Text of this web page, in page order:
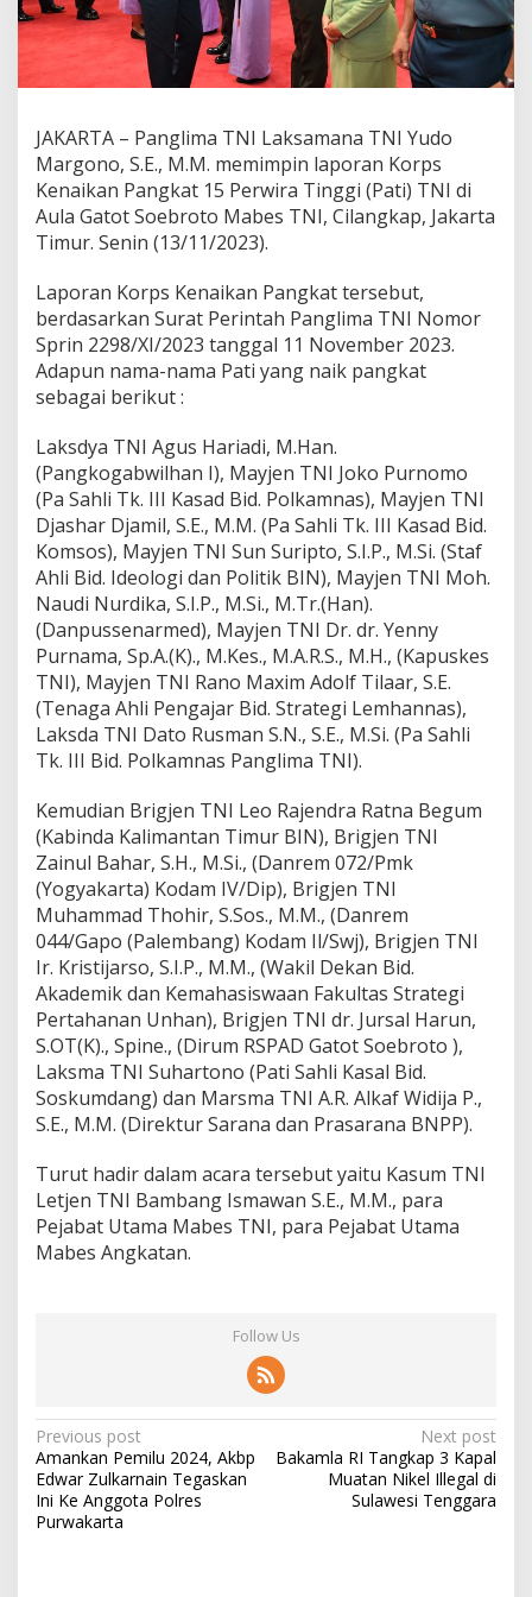
JAKARTA – Panglima TNI Laksamana TNI Yudo
Margono, S.E., M.M. memimpin laporan Korps
Kenaikan Pangkat 15 Perwira Tinggi (Pati) TNI di
Aula Gatot Soebroto Mabes TNI, Cilangkap, Jakarta
Timur. Senin (13/11/2023).
Laporan Korps Kenaikan Pangkat tersebut,
berdasarkan Surat Perintah Panglima TNI Nomor
Sprin 2298/XI/2023 tanggal 11 November 2023.
Adapun nama-nama Pati yang naik pangkat
sebagai berikut :
Laksdya TNI Agus Hariadi, M.Han.
(Pangkogabwilhan I), Mayjen TNI Joko Purnomo
(Pa Sahli Tk. III Kasad Bid. Polkamnas), Mayjen TNI
Djashar Djamil, S.E., M.M. (Pa Sahli Tk. III Kasad Bid.
Komsos), Mayjen TNI Sun Suripto, S.I.P., M.Si. (Staf
Ahli Bid. Ideologi dan Politik BIN), Mayjen TNI Moh.
Naudi Nurdika, S.I.P., M.Si., M.Tr.(Han).
(Danpussenarmed), Mayjen TNI Dr. dr. Yenny
Purnama, Sp.A.(K)., M.Kes., M.A.R.S., M.H., (Kapuskes
TNI), Mayjen TNI Rano Maxim Adolf Tilaar, S.E.
(Tenaga Ahli Pengajar Bid. Strategi Lemhannas),
Laksda TNI Dato Rusman S.N., S.E., M.Si. (Pa Sahli
Tk. III Bid. Polkamnas Panglima TNI).
Kemudian Brigjen TNI Leo Rajendra Ratna Begum
(Kabinda Kalimantan Timur BIN), Brigjen TNI
Zainul Bahar, S.H., M.Si., (Danrem 072/Pmk
(Yogyakarta) Kodam IV/Dip), Brigjen TNI
Muhammad Thohir, S.Sos., M.M., (Danrem
044/Gapo (Palembang) Kodam Il/Swj), Brigjen TNI
Ir. Kristijarso, S.I.P., M.M., (Wakil Dekan Bid.
Akademik dan Kemahasiswaan Fakultas Strategi
Pertahanan Unhan), Brigjen TNI dr. Jursal Harun,
S.OT(K)., Spine., (Dirum RSPAD Gatot Soebroto ),
Laksma TNI Suhartono (Pati Sahli Kasal Bid.
Soskumdang) dan Marsma TNI A.R. Alkaf Widija P.,
S.E., M.M. (Direktur Sarana dan Prasarana BNPP).
Turut hadir dalam acara tersebut yaitu Kasum TNI
Letjen TNI Bambang Ismawan S.E., M.M., para
Pejabat Utama Mabes TNI, para Pejabat Utama
Mabes Angkatan.
Follow Us
Post
navigation
Previous post
Amankan Pemilu 2024, Akbp
Edwar Zulkarnain Tegaskan
Ini Ke Anggota Polres
Purwakarta
Next post
Bakamla RI Tangkap 3 Kapal
Muatan Nikel Illegal di
Sulawesi Tenggara